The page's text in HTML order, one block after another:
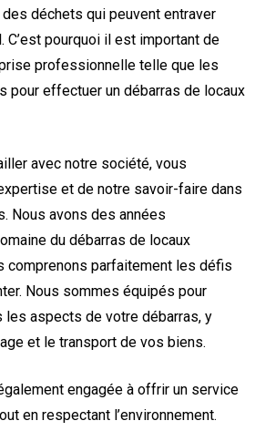
déchets qui peuvent entraver
C’est pourquoi il est important de
professionnelle telle que les
pour effectuer un débarras de locaux
avec notre société, vous
et de notre savoir-faire dans
Nous avons des années
du débarras de locaux
comprenons parfaitement les défis
Nous sommes équipés pour
les aspects de votre débarras, y
et le transport de vos biens.
engagée à offrir un service
en respectant l’environnement.